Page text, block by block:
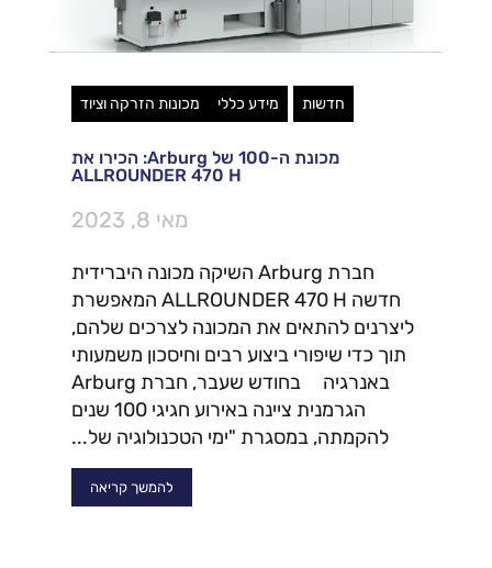
חדשות מידע כללי מכונות הזרקה וציוד
מכונת ה-100 של Arburg: הכירו את
ALLROUNDER 470 H
מאי 8, 2023
חברת Arburg השיקה מכונה היברידית
חדשה ALLROUNDER 470 H המאפשרת
ליצרנים להתאים את המכונה לצרכים שלהם,
תוך כדי שיפורי ביצוע רבים וחיסכון משמעותי
באנרגיה בחודש שעבר, חברת Arburg
הגרמנית ציינה באירוע חגיגי 100 שנים
להקמתה, במסגרת "ימי הטכנולוגיה של...
להמשך קריאה